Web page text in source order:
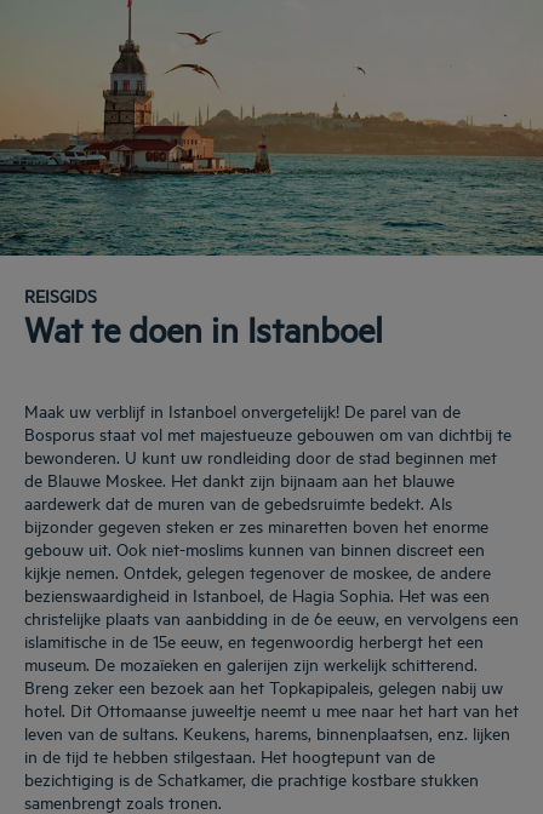
REISGIDS
Wat te doen in Istanboel
Maak uw verblijf in Istanboel onvergetelijk! De parel van de
Bosporus staat vol met majestueuze gebouwen om van dichtbij te
bewonderen. U kunt uw rondleiding door de stad beginnen met
de Blauwe Moskee. Het dankt zijn bijnaam aan het blauwe
aardewerk dat de muren van de gebedsruimte bedekt. Als
bijzonder gegeven steken er zes minaretten boven het enorme
gebouw uit. Ook niet-moslims kunnen van binnen discreet een
kijkje nemen. Ontdek, gelegen tegenover de moskee, de andere
bezienswaardigheid in Istanboel, de Hagia Sophia. Het was een
christelijke plaats van aanbidding in de 6e eeuw, en vervolgens een
islamitische in de 15e eeuw, en tegenwoordig herbergt het een
museum. De mozaïeken en galerijen zijn werkelijk schitterend.
Breng zeker een bezoek aan het Topkapipaleis, gelegen nabij uw
hotel. Dit Ottomaanse juweeltje neemt u mee naar het hart van het
leven van de sultans. Keukens, harems, binnenplaatsen, enz. lijken
in de tijd te hebben stilgestaan. Het hoogtepunt van de
bezichtiging is de Schatkamer, die prachtige kostbare stukken
samenbrengt zoals tronen.